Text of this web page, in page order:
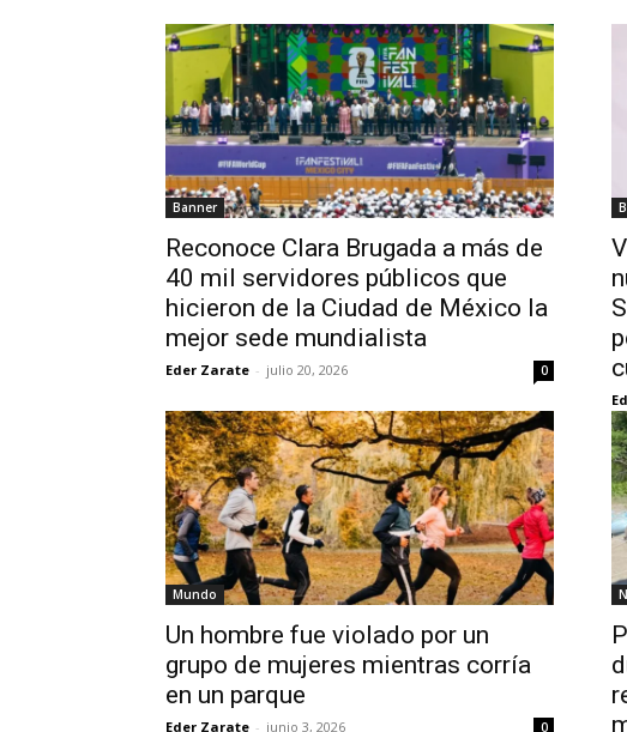
Banner
Reconoce Clara Brugada a más de
40 mil servidores públicos que
hicieron de la Ciudad de México la
mejor sede mundialista
Eder Zarate - julio 20, 2026 0
Mundo
Un hombre fue violado por un
grupo de mujeres mientras corría
en un parque
Eder Zarate - junio 3, 2026 0